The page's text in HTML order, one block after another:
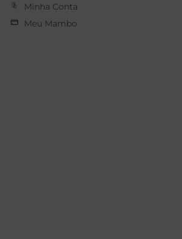
Minha Conta
Meu Mambo